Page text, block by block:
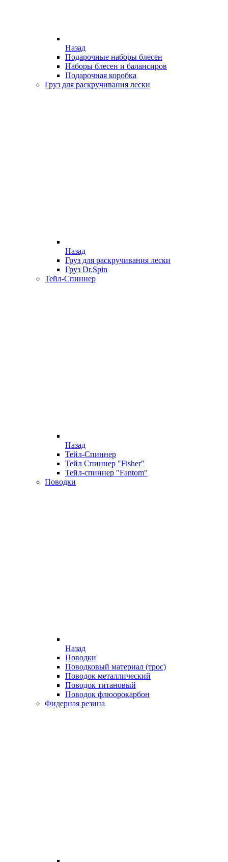
Назад
Подарочные наборы блесен
Наборы блесен и балансиров
Подарочная коробка
Груз для раскручивания лески
Назад
Груз для раскручивания лески
Груз Dr.Spin
Тейл-Спиннер
Назад
Тейл-Спиннер
Тейл Спиннер "Fisher"
Тейл-спиннер "Fantom"
Поводки
Назад
Поводки
Поводковый материал (трос)
Поводок металлический
Поводок титановый
Поводок флюорокарбон
Фидерная резина